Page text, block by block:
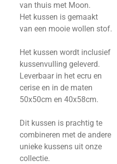
van thuis met Moon.
Het kussen is gemaakt
van een mooie wollen stof.
Het kussen wordt inclusief
kussenvulling geleverd.
Leverbaar in het ecru en
cerise en in de maten
50x50cm en 40x58cm.
Dit kussen is prachtig te
combineren met de andere
unieke kussens uit onze
collectie.